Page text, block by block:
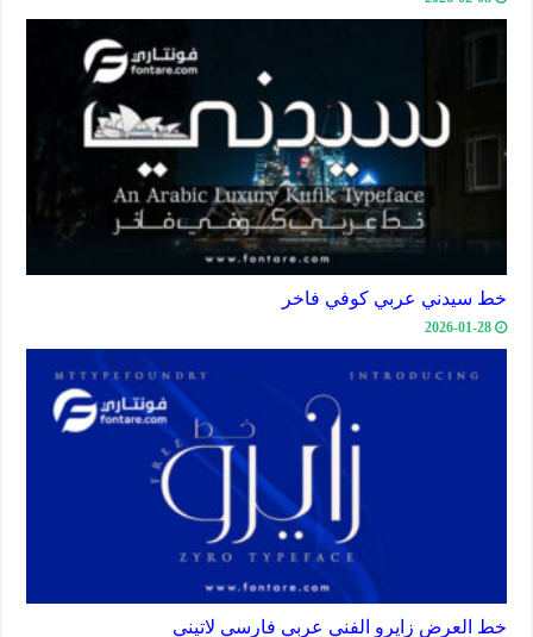
خط سيدني عربي كوفي فاخر
2026-01-28
خط العرض زايرو الفني عربي فارسي لاتيني